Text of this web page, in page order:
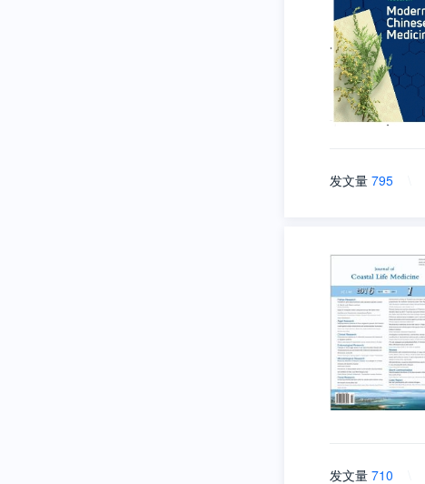
发文量 795
发文量 710